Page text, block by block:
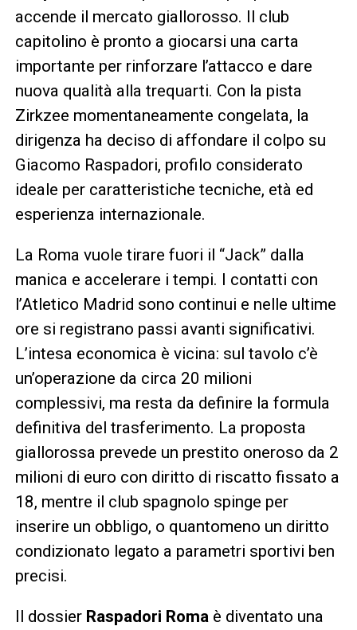
accende il mercato giallorosso. Il club
capitolino è pronto a giocarsi una carta
importante per rinforzare l’attacco e dare
nuova qualità alla trequarti. Con la pista
Zirkzee momentaneamente congelata, la
dirigenza ha deciso di affondare il colpo su
Giacomo Raspadori, profilo considerato
ideale per caratteristiche tecniche, età ed
esperienza internazionale.
La Roma vuole tirare fuori il “Jack” dalla
manica e accelerare i tempi. I contatti con
l’Atletico Madrid sono continui e nelle ultime
ore si registrano passi avanti significativi.
L’intesa economica è vicina: sul tavolo c’è
un’operazione da circa 20 milioni
complessivi, ma resta da definire la formula
definitiva del trasferimento. La proposta
giallorossa prevede un prestito oneroso da 2
milioni di euro con diritto di riscatto fissato a
18, mentre il club spagnolo spinge per
inserire un obbligo, o quantomeno un diritto
condizionato legato a parametri sportivi ben
precisi.
Il dossier Raspadori Romaè diventato una